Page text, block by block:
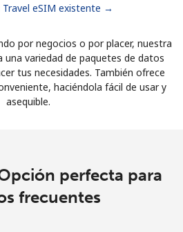
eSIM existente →
por negocios o por placer, nuestra
una variedad de paquetes de datos
tus necesidades. También ofrece
haciéndola fácil de usar y
asequible.
perfecta para
frecuentes